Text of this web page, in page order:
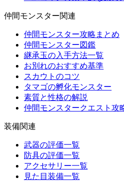
仲間モンスター関連
仲間モンスター攻略まとめ
仲間モンスター図鑑
継承玉の入手方法一覧
お別れのおすすめ基準
スカウトのコツ
タマゴの孵化モンスター
素質と性格の解説
仲間モンスタークエスト攻
装備関連
武器の評価一覧
防具の評価一覧
アクセサリー一覧
見た目装備一覧